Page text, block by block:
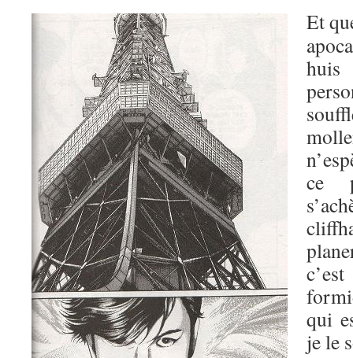
Et
ce
qui
je le